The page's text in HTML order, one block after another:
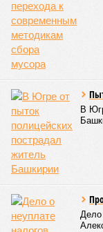
Версия //Власть
Башкирии в 2026 году
Раскрыта
Башкирии в 2026
План на